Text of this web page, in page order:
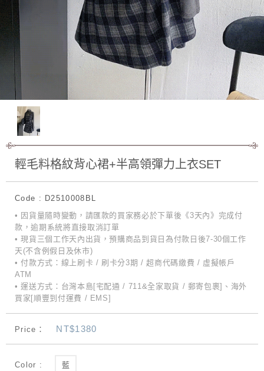
輕毛料格紋背心裙+半高領彈力上衣SET
Code : D2510008BL
• 因貨量隨時變動，請匯款的買家務必於下單後《3天內》完成付
款，逾期系統將直接取消訂單
• 現貨三個工作天內出貨，預購商品到貨日為付款日後7-30個工作
天(不含例假日及休市)
• 付款方式：線上刷卡 / 刷卡分3期 / 超商代碼繳費 / 虛擬帳戶
ATM
• 運送方式：台灣本島[宅配通 / 711&全家取貨 / 郵寄包裹]、海外
買家[順豐到付運費 / EMS]
Price： NT$1380
Color : 藍